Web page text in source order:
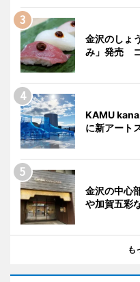
金沢のしょ
み」発売
KAMU
に新アート
金沢の中心
や加賀五彩
も